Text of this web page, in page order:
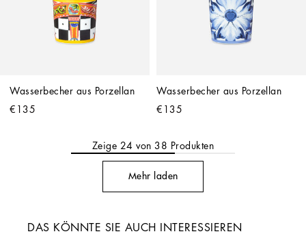
Wasserbecher aus Porzellan
€135
Wasserbecher aus Porzellan
€135
Zeige 24 von38 Produkten
Mehr laden
DAS KÖNNTE SIE AUCH INTERESSIEREN